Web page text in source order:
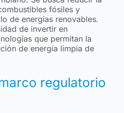
fósiles y
de energías renovables.
de invertir en
que permitan la
de energía limpia de
regulatorio